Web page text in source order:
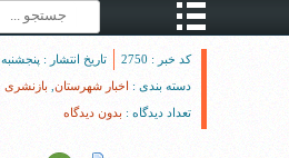
کد خبر : 2750
تاریخ انتشار : پنجشنبه 7 خرداد 1394 - 7:53
دسته بندی : اخبار شهرستان بازنشری
تعداد دیدگاه : بدون دیدگاه